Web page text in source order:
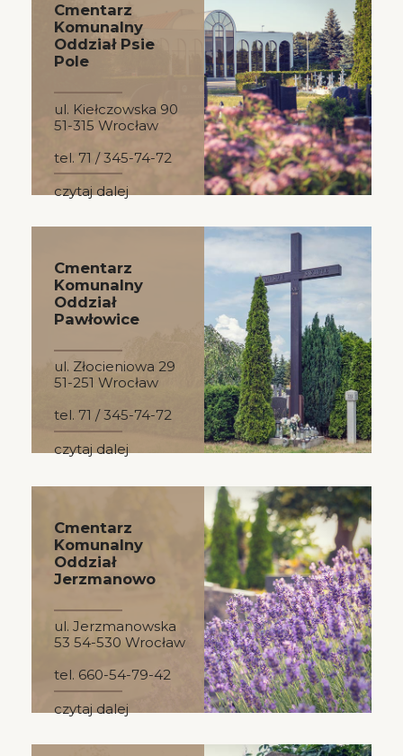
Cmentarz
Komunalny
Oddział Psie
Pole
ul. Kiełczowska 90
51-315 Wrocław
tel. 71 / 345-74-72
czytaj dalej
Cmentarz
Komunalny
Oddział
Pawłowice
ul. Złocieniowa 29
51-251 Wrocław
tel. 71 / 345-74-72
czytaj dalej
Cmentarz
Komunalny
Oddział
Jerzmanowo
ul. Jerzmanowska
53 54-530 Wrocław
tel. 660-54-79-42
czytaj dalej